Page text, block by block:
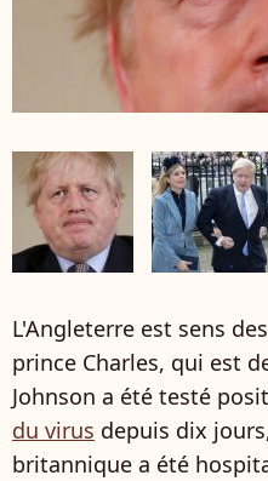
L'Angleterre est sens
prince Charles, qui est
Johnson a été testé
du virus depuis dix
britannique a été